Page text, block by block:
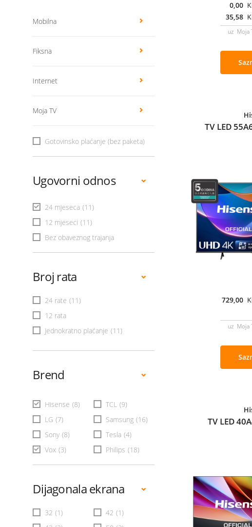
Mobilna
Fiksna
Internet
Moja TV
Gotovinsko plaćanje (bez paketa)
Ugovorni odnos
24 mjeseca (11)
12 mjeseci (11)
Bez obaveznog trajanja
Broj rata
24 rate (11)
12 rata
Jednokratno plaćanje (11)
Brend
Hisense (8) TCL (9)
LG (7) Samsung (16)
Sony (8) Tesla (4)
Vox (3) Philips (18)
Dijagonala ekrana
32 (1) 42 (1)
0,00
35,58
uz Moja
TV LED
729,00
uz Moja
TV LED